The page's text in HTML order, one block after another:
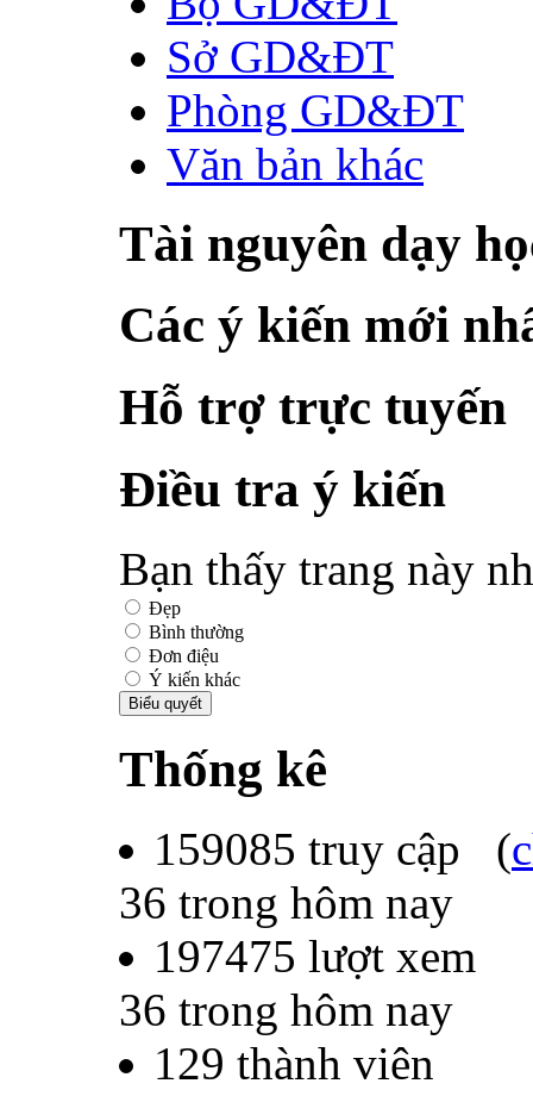
Sở GD&ĐT
Phòng GD&ĐT
Văn bản khác
Tài nguyên dạy
Các ý kiến mới
Hỗ trợ trực tuyến
Điều tra ý kiến
Bạn thấy trang này
Đẹp
Bình thường
Đơn điệu
Ý kiến khác
Thống kê
159085 truy cập (
36 trong hôm nay
197475 lượt xem
36 trong hôm nay
129 thành viên